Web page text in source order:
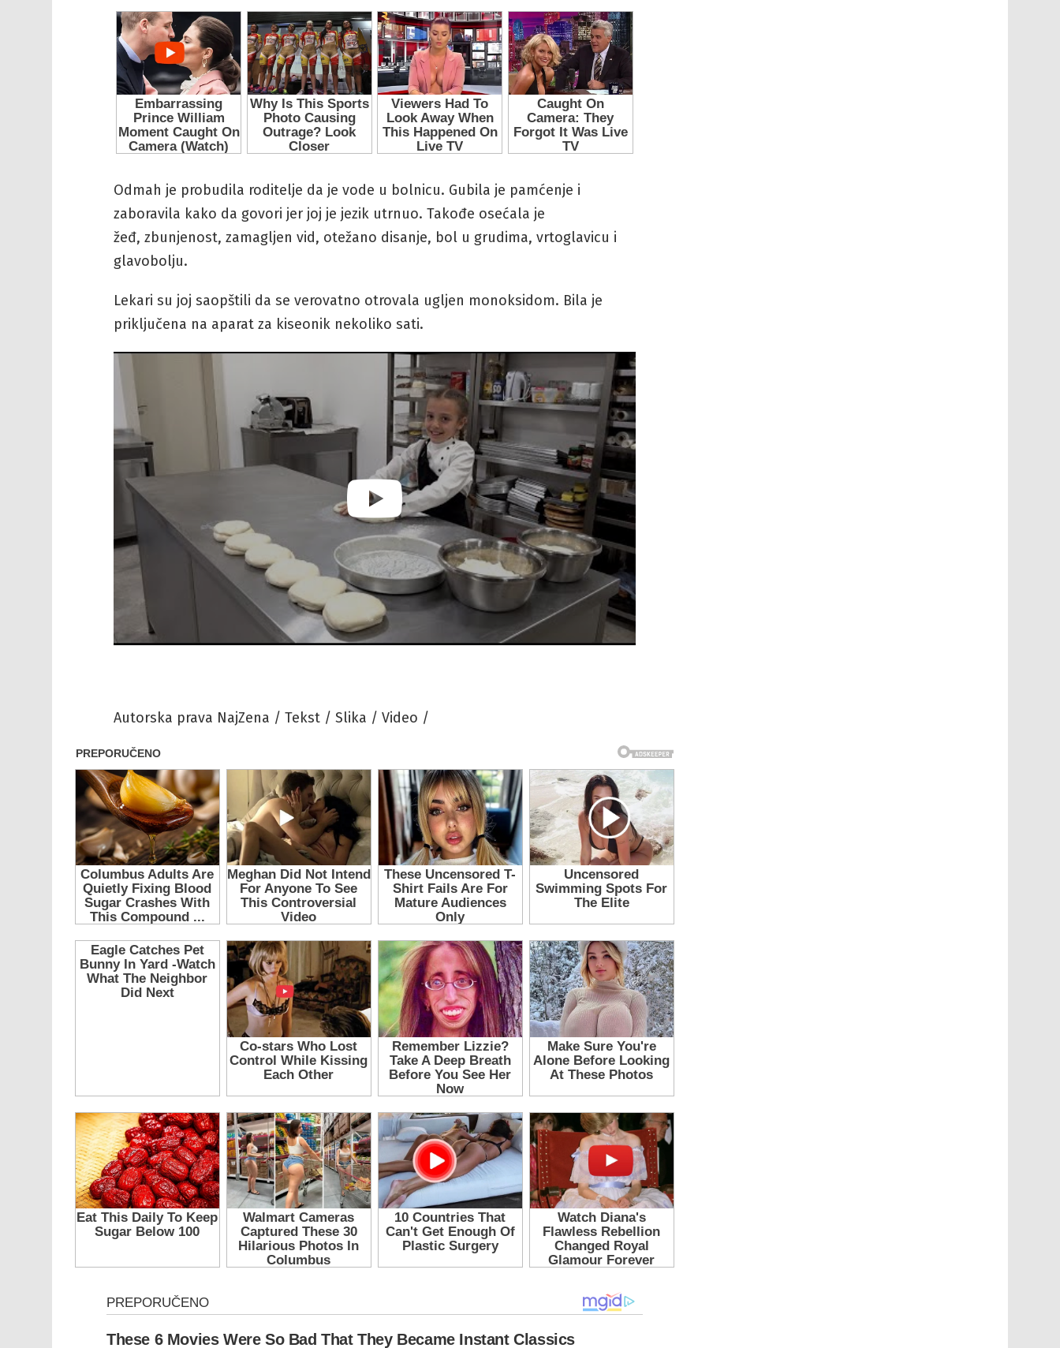
Odmah je probudila roditelje da je vode u bolnicu. Gubila je pamćenje i
zaboravila kako da govori jer joj je jezik utrnuo. Takođe osećala je
žeđ, zbunjenost, zamagljen vid, otežano disanje, bol u grudima, vrtoglavicu i
glavobolju.
Lekari su joj saopštili da se verovatno otrovala ugljen monoksidom. Bila je
priključena na aparat za kiseonik nekoliko sati.
Autorska prava NajZena / Tekst / Slika / Video /